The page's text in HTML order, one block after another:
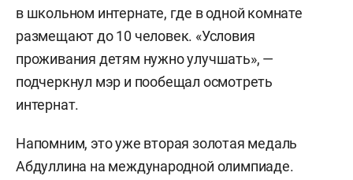
в школьном интернате, где в одной комнате
размещают до 10 человек. «Условия
проживания детям нужно улучшать», —
подчеркнул мэр и пообещал осмотреть
интернат.
Напомним, это уже вторая золотая медаль
Абдуллина на международной олимпиаде.